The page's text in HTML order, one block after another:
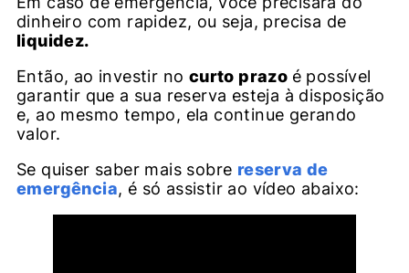
dinheiro com rapidez, ou seja, precisa de
liquidez.
Então, ao investir no curto prazo é possível
garantir que a sua reserva esteja à disposição
e, ao mesmo tempo, ela continue gerando
valor.
Se quiser saber mais sobre reserva de
emergência, é só assistir ao vídeo abaixo: